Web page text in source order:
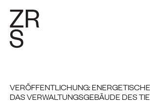
VERÖFFENTLICHUNG:
DAS VERWALTUNGSGEBÄUDE DES